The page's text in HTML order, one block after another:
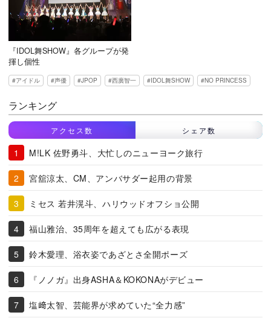
『IDOL舞SHOW』各グループが発
揮し個性
アイドル 声優 JPOP 西廣智一 IDOL舞SHOW NO PRINCESS
ランキング
アクセス数 シェア数
M!LK 佐野勇斗、大忙しのニューヨーク旅行
宮舘涼太、CM、アンバサダー起用の背景
ミセス 若井滉斗、ハリウッドオフショ公開
福山雅治、35周年を超えても広がる表現
鈴木愛理、浴衣姿であざとさ全開ポーズ
『ノノガ』出身ASHA＆KOKONAがデビュー
塩﨑太智、芸能界が求めていた“全力感”